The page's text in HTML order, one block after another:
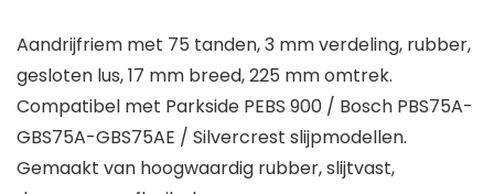
Aandrijfriem met 75 tanden, 3 mm verdeling, rubber,
gesloten lus, 17 mm breed, 225 mm omtrek.
Compatibel met Parkside PEBS 900 / Bosch PBS75A-
GBS75A-GBS75AE / Silvercrest slijpmodellen.
Gemaakt van hoogwaardig rubber, slijtvast,